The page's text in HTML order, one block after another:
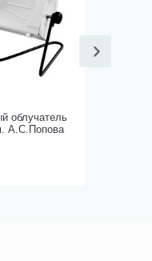
облучатель
А.С.Попова